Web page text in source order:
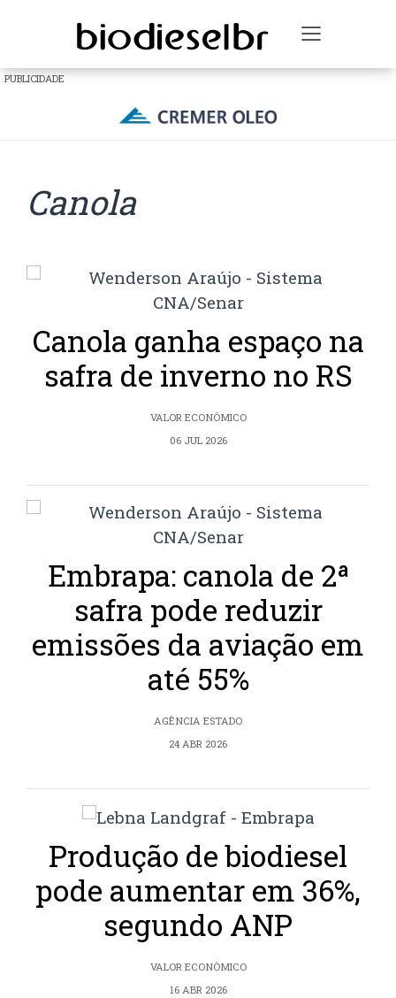
Toggle
PUBLICIDADE
Canola
Canola ganha espaço na
safra de inverno no RS
VALOR ECONÔMICO
06 JUL 2026
Embrapa: canola de 2ª
safra pode reduzir
emissões da aviação em
até 55%
AGÊNCIA ESTADO
24 ABR 2026
Produção de biodiesel
pode aumentar em 36%,
segundo ANP
VALOR ECONÔMICO
16 ABR 2026